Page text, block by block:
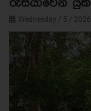
රුසියාවෙන්
Wednesday / 5 / 2026